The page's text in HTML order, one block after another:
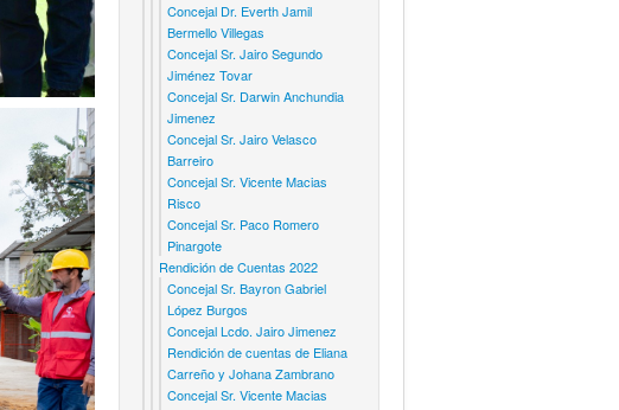
Concejal Dr. Everth Jamil
Bermello Villegas
Concejal Sr. Jairo Segundo
Jiménez Tovar
Concejal Sr. Darwin Anchundia
Jimenez
Concejal Sr. Jairo Velasco
Barreiro
Concejal Sr. Vicente Macias
Risco
Concejal Sr. Paco Romero
Pinargote
Rendición de Cuentas 2022
Concejal Sr. Bayron Gabriel
López Burgos
Concejal Lcdo. Jairo Jimenez
Rendición de cuentas de Eliana
Carreño y Johana Zambrano
Concejal Sr. Vicente Macias